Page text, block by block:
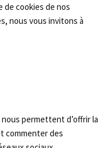
de cookies de nos
nous vous invitons à
permettent d’offrir la
commenter des